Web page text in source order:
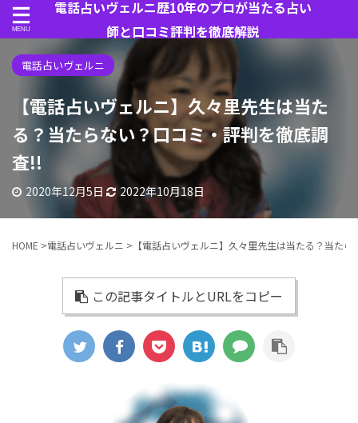
電話占いヴェルニ歴10年のプロが当たる占い
師と口コミ評判を徹底解説
電話占いヴェルニ
【電話占いヴェルニ】久々里先生は当た
る？当たらない？口コミ・評判を徹底調
査!!
2020年12月5日 2022年10月18日
HOME >電話占いヴェルニ > 【電話占いヴェルニ】久々里先生は当たる？当た
この記事タイトルとURLをコピー